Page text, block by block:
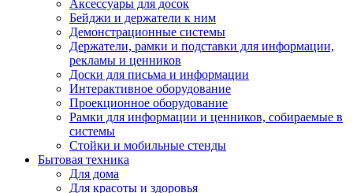
Аксессуары для досок
Бейджи и держатели к ним
Демонстрационные системы
Держатели, рамки и подставки для информации,
рекламы и ценников
Доски для письма и информации
Интерактивное оборудование
Проекционное оборудование
Рамки для информации и ценников, собираемые в
системы
Стойки и мобильные стенды
Бытовая техника
Для дома
Для красоты и здоровья